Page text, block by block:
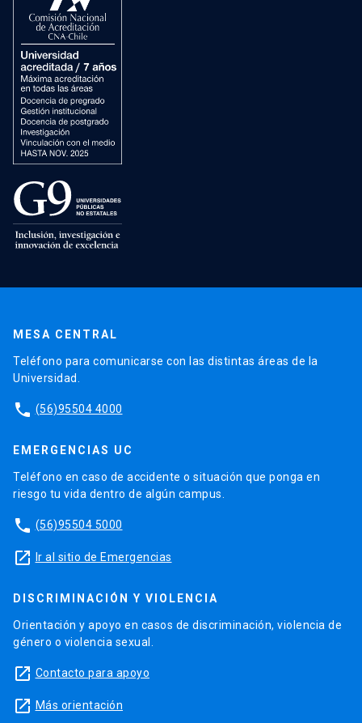
MESA CENTRAL
Teléfono para comunicarse con las distintas áreas de la
Universidad.
phone (56)95504 4000
EMERGENCIAS UC
Teléfono en caso de accidente o situación que ponga en
riesgo tu vida dentro de algún campus.
phone (56)95504 5000
launch Ir al sitio de Emergencias
DISCRIMINACIÓN Y VIOLENCIA
Orientación y apoyo en casos de discriminación, violencia de
género o violencia sexual.
launch Contacto para apoyo
launch Más orientación